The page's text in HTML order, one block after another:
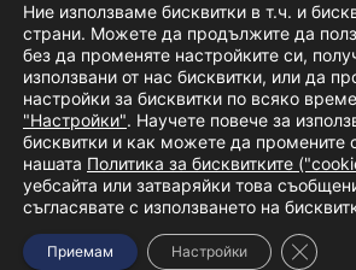
Copyright © 2026Телевизия Шумен.|
Ltd.
За насРекламаУсловия за ползване
Политика за бисквитки
Ние използваме бисквитки в т.ч. и
страни. Можете да продължите да
без да променяте настройките си,
използвани от нас бисквитки, или да
настройки за бисквитки по всяко
"Настройки". Научете повече за
бисквитки и как можете да промените
нашата Политика за бисквитките
уебсайта или затваряйки това
съгласявате с използването на
Приемам Настройки Close